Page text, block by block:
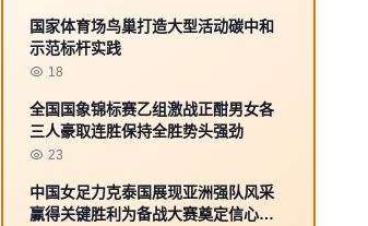
国家体育场鸟巢打造大型活动碳中和
示范标杆实践
18
全国国象锦标赛乙组激战正酣男女各
三人豪取连胜保持全胜势头强劲
23
中国女足力克泰国展现亚洲强队风采
赢得关键胜利为备战大赛奠定信心基